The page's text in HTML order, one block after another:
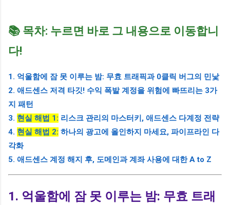
📚 목차: 누르면 바로 그 내용으로 이동합니
다!
1. 억울함에 잠 못 이루는 밤: 무효 트래픽과 0클릭 버그의 민낯
2. 애드센스 저격 타깃! 수익 폭발 계정을 위험에 빠뜨리는 3가
지 패턴
3. 현실 해법 1: 리스크 관리의 마스터키, 애드센스 다계정 전략
4. 현실 해법 2: 하나의 광고에 올인하지 마세요, 파이프라인 다
각화
5. 애드센스 계정 해지 후, 도메인과 계좌 사용에 대한 A to Z
1. 억울함에 잠 못 이루는 밤: 무효 트래